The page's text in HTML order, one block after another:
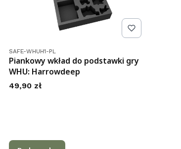
Kod produktu
SAFE-WHUH1-PL
Piankowy wkład do podstawki gry
WHU: Harrowdeep
Cena
49,90 zł